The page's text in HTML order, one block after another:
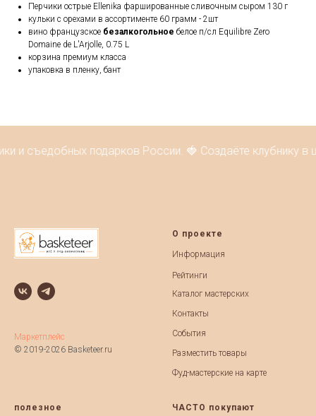
Перчики острые Ellenika фаршированные сливочным сыром 130 г
кульки с орехами в ассортименте 60 грамм - 2шт
вино французское безалкогольное белое п/сл Equilibre Zero
Domaine de L'Arjolle, 0.75 L
корзина премиум класса
упаковка в пленку, бант
и съедобных подарков России. 🍓 Создаёте клубнику
Маркетплейс
© 2019-2026 Basketeer.ru
О проекте
Информация
Рейтинги
Каталог мастерских
Контакты
События
Разместить товары
Фуд-мастерские на карте
полезное ЧАСТО покупают